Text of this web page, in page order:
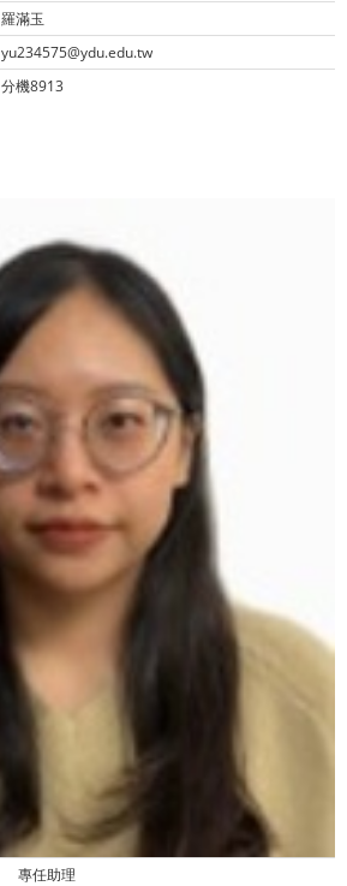
羅滿玉
yu234575@ydu.edu.tw
分機8913
專任助理